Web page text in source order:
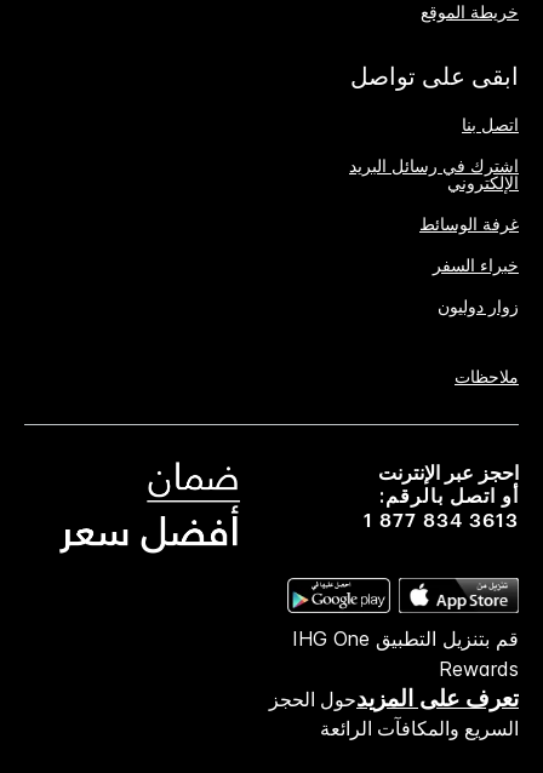
خريطة الموقع
ابقى على تواصل
اتصل بنا
اشترك في رسائل البريد
الإلكتروني
غرفة الوسائط
خبراء السفر
زوار دوليون
ملاحظات
احجز عبر الإنترنت
أو اتصل بالرقم:
1 877 834 3613
قم بتنزيل التطبيق IHG One
Rewards
تعرف على المزيدحول الحجز
السريع والمكافآت الرائعة